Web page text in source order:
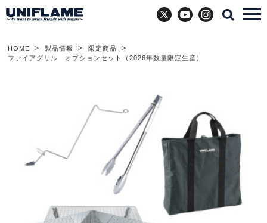
X YouTubeInstagram
HOME 製品情報
限定商品
ファイアグリル オプションセット（2026年数量限定生産）